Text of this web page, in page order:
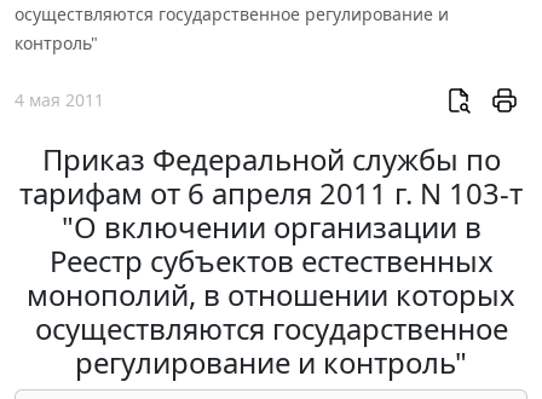
осуществляются государственное регулирование и
контроль"
4 мая 2011
Приказ Федеральной службы по
тарифам от 6 апреля 2011 г. N 103-т
"О включении организации в
Реестр субъектов естественных
монополий, в отношении которых
осуществляются государственное
регулирование и контроль"